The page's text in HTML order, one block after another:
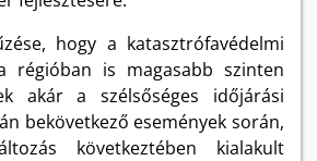
hogy a katasztrófavédelmi
régióban is magasabb szinten
akár a szélsőséges időjárási
bekövetkező események során,
következtében kialakult